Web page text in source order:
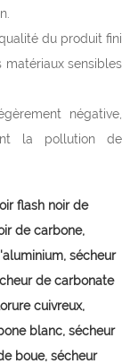
du produit fini
sensibles
négative,
la pollution de
flash noir de
de carbone,
sécheur
de carbonate
cuivreux,
blanc, sécheur
boue, sécheur